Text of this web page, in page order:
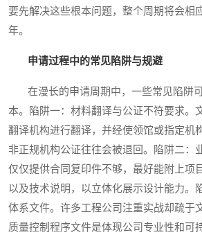
要先解决这些根本问题，整个周期将会相
年。
申请过程中的常见陷阱与规避
在漫长的申请周期中，一些常见陷阱
本。陷阱一：材料翻译与公证不符要求。
翻译机构进行翻译，并经使领馆或指定机
非正规机构公证往往会被退回。陷阱二：
仅仅提供合同复印件不够，最好能附上项
以及技术说明，以立体化展示设计能力。
体系文件。许多工程公司注重实战却疏于
质量控制程序文件是体现公司专业性和可